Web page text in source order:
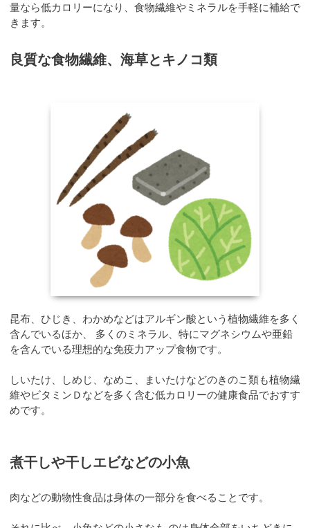
量なら低カロリーになり、食物繊維やミネラルを手軽に補給で
きます。
良質な食物繊維、海草とキノコ類
昆布、ひじき、わかめなどはアルギン酸という植物繊維を多く
含んでいるほか、 多くのミネラル、特にマグネシウムや亜鉛
を含んでいる理想的な免疫力アップ食物です。
しいたけ、しめじ、なめこ、まいたけなどのきのこ類も植物繊
維やビタミンＤなどを多く含む低カロリーの健康食品でおすす
めです。
煮干しや干しエビなどの小魚
肉などの動物性食品は身体の一部分を食べることです。